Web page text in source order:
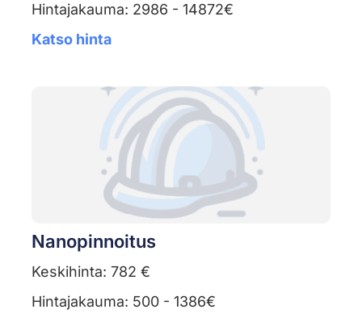
Hintajakauma: 2986 - 14872€
Katso hinta
Nanopinnoitus
Keskihinta: 782 €
Hintajakauma: 500 - 1386€